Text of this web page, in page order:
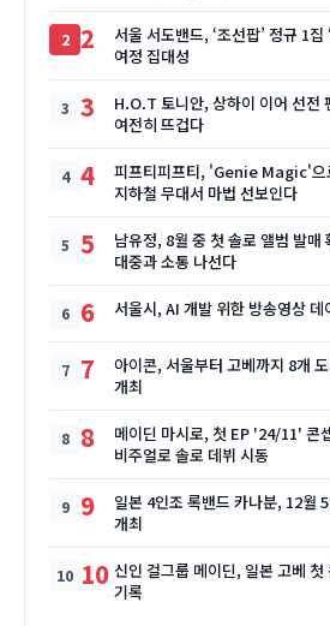
2
서울 서도밴드, ‘조선팝’ 정규 1
여정 집대성
3
H.O.T 토니안, 상하이 이어 선전
여전히 뜨겁다
4
피프티피프티, 'Genie Magic'
지하철 무대서 마법 선보인다
5
남유정, 8월 중 첫 솔로 앨범 발
대중과 소통 나선다
6 서울시, AI 개발 위한 방송영상
7
아이콘, 서울부터 고베까지 8개
개최
8
메이딘 마시로, 첫 EP '24/11' 콘
비주얼로 솔로 데뷔 시동
9
일본 4인조 록밴드 카나분, 12월
개최
10 신인 걸그룹 메이딘, 일본 고베
기록